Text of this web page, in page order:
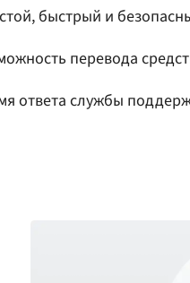
быстрый и
перевода
ответа службы